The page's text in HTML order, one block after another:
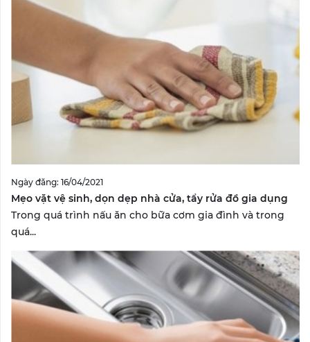
Ngày đăng: 16/04/2021
Mẹo vặt vệ sinh, dọn dẹp nhà cửa, tẩy rửa đồ gia dụng
Trong quá trình nấu ăn cho bữa cơm gia đình và trong
quá...